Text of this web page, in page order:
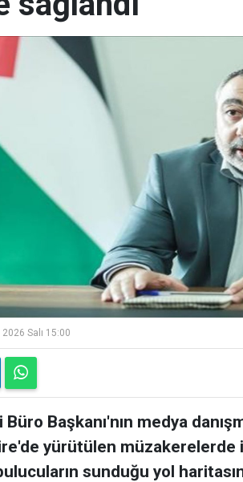
Salı 15:00
Başkanı'nın medya
yürütülen müzakerelerde
sunduğu yol